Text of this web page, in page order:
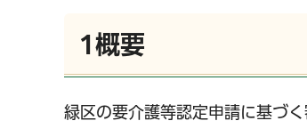
1概要
緑区の要介護等認定申請に基づく